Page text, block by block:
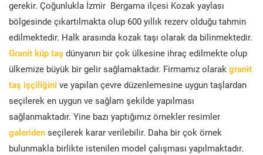
gerekir. Çoğunlukla İzmir Bergama ilçesi Kozak yaylası
bölgesinde çıkartılmakta olup 600 yıllık rezerv olduğu tahmin
edilmektedir. Halk arasında kozak taşı olarak da bilinmektedir.
Granit küp taş dünyanın bir çok ülkesine ihraç edilmekte olup
ülkemize büyük bir gelir sağlamaktadır. Firmamız olarak granit
taş işçiliğini ve yapılan çevre düzenlemesine uygun taşlardan
seçilerek en uygun ve sağlam şekilde yapılması
sağlanmaktadır. Yine bazı yaptığımız örnekler resimler
galeriden seçilerek karar verilebilir. Daha bir çok örnek
bulunmakla birlikte istenilen model çalışması yapılmaktadır.